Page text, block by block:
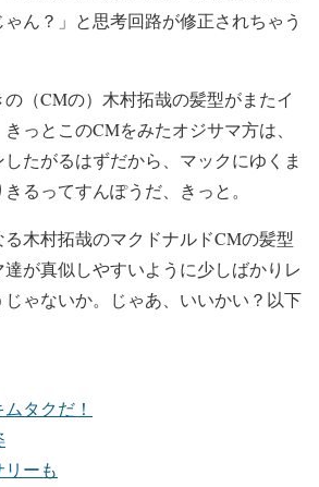
ん？」と思考回路が修正されちゃう
（CMの）木村拓哉の髪型がまたイ
っとこのCMをみたオジサマ方は、
たがるはずだから、マックにゆくま
るってすんぽうだ、きっと。
木村拓哉のマクドナルドCMの髪型
が真似しやすいように少しばかりレ
ゃないか。じゃあ、いいかい？以下
タクだ！
ーも